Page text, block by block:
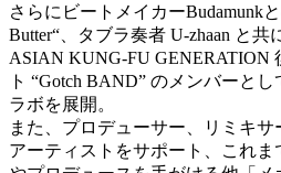
さらにビートメイカーBudamunk
Butter“、タブラ奏者 U-zhaan と共
ASIAN KUNG-FU GENERATION
ト “Gotch BAND” のメンバーと
ラボを展開。
また、プロデューサー、リミキ
アーティストをサポート、これま